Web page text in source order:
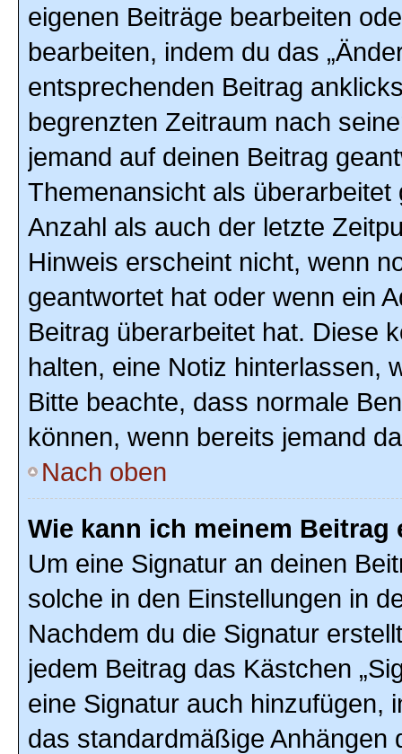
eigenen Beiträge bearbeiten
bearbeiten, indem du das
entsprechenden Beitrag
begrenzten Zeitraum nach
jemand auf deinen Beitrag
Themenansicht als
Anzahl als auch der letzte
Hinweis erscheint nicht, wenn
geantwortet hat oder wenn ein
Beitrag überarbeitet hat. Diese
halten, eine Notiz hinterlassen,
Bitte beachte, dass normale
können, wenn bereits jemand
Nach oben
Wie kann ich meinem
Um eine Signatur an deinen
solche in den Einstellungen in
Nachdem du die Signatur
jedem Beitrag das Kästchen
eine Signatur auch hinzufügen,
das standardmäßige Anhängen